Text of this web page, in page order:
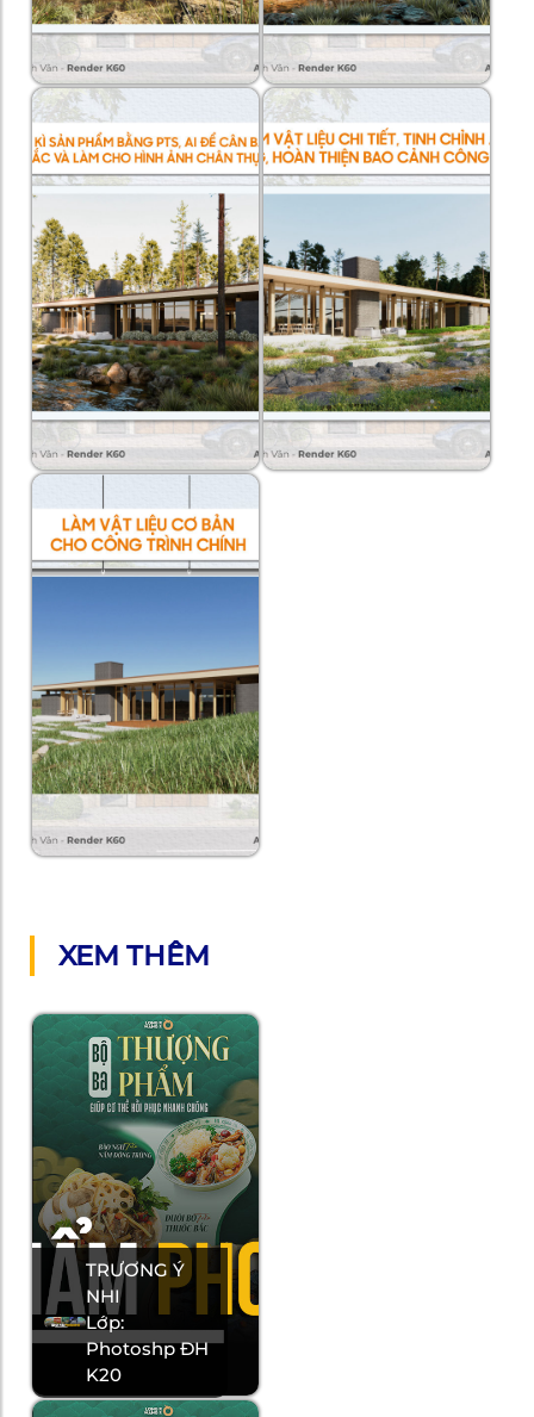
XEM THÊM
TRƯƠNG Ý
NHI
Lớp:
Photoshp ĐH
K20